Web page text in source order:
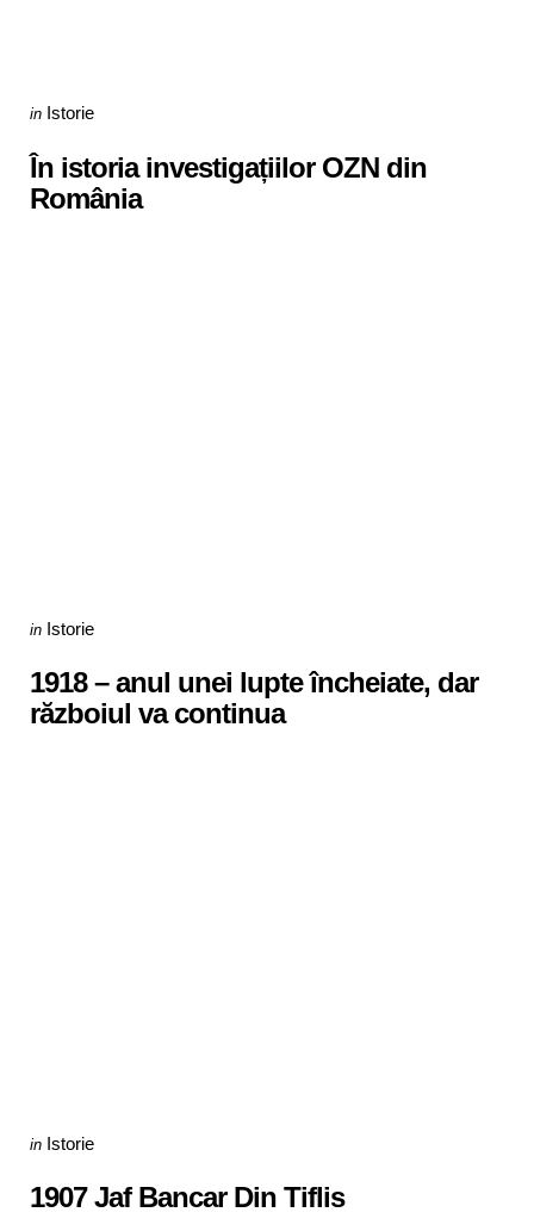
Categories
Posted
in Istorie
În istoria investigațiilor OZN din
România
Categories
Posted
in Istorie
1918 – anul unei lupte încheiate, dar
războiul va continua
Categories
Posted
in Istorie
1907 Jaf Bancar Din Tiflis